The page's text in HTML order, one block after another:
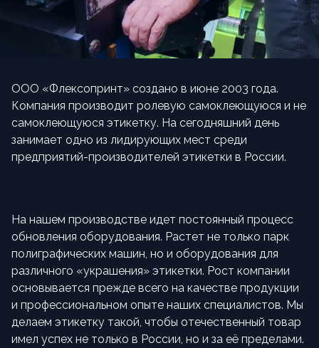
ООО «Флексопринт» создано в июне 2003 года.
Компания производит ролевую самоклеющуюся и не
самоклеющуюся этикетку. На сегодняшний день
занимает одно из лидирующих мест среди
предприятий-производителей этикетки в России.
На нашем производстве идет постоянный процесс
обновления оборудования. Растет не только парк
полиграфических машин, но и оборудования для
различного «украшения» этикетки. Рост компании
основывается прежде всего на качестве продукции
и профессиональном опыте наших специалистов. Мы
делаем этикетку такой, чтобы отечественный товар
имел успех не только в России, но и за её пределами.